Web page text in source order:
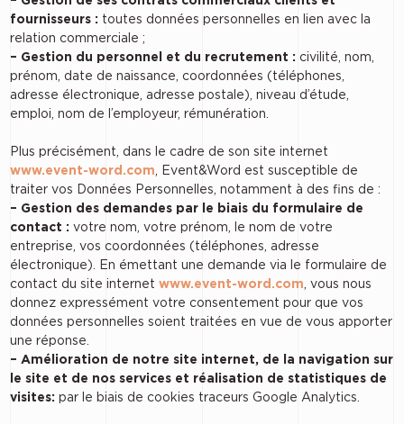
fournisseurs : toutes données personnelles en lien avec la
relation commerciale ;
– Gestion du personnel et du recrutement : civilité, nom,
prénom, date de naissance, coordonnées (téléphones,
adresse électronique, adresse postale), niveau d’étude,
emploi, nom de l’employeur, rémunération.
Plus précisément, dans le cadre de son site internet
www.event-word.com, Event&Word est susceptible de
traiter vos Données Personnelles, notamment à des fins de :
– Gestion des demandes par le biais du formulaire de
contact :votre nom, votre prénom, le nom de votre
entreprise, vos coordonnées (téléphones, adresse
électronique). En émettant une demande via le formulaire de
contact du site internetwww.event-word.com, vous nous
donnez expressément votre consentement pour que vos
données personnelles soient traitées en vue de vous apporter
une réponse.
– Amélioration de notre site internet, de la navigation sur
le site et de nos services et réalisation de statistiques de
visites: par le biais de cookies traceurs Google Analytics.